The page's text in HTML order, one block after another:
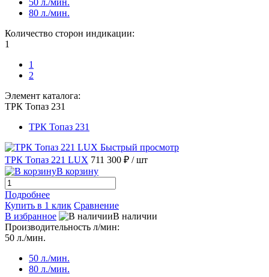
50 л./мин.
80 л./мин.
Количество сторон индикации:
1
1
2
Элемент каталога:
ТРК Топаз 231
ТРК Топаз 231
Быстрый просмотр
ТРК Топаз 221 LUX 711 300 ₽ / шт
В корзину
Подробнее
Купить в 1 клик Сравнение
В избранное
В наличии
Производительность л/мин:
50 л./мин.
50 л./мин.
80 л./мин.